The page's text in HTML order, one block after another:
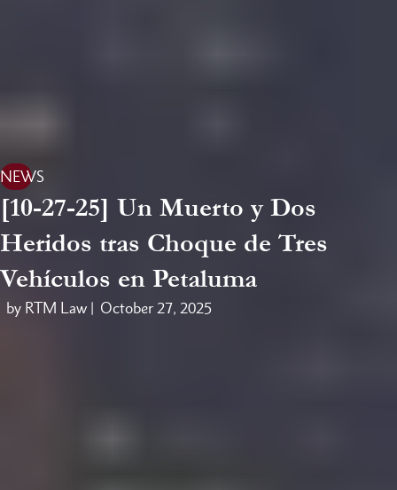
NEWS
[10-27-25] Un Muerto y Dos
Heridos tras Choque de Tres
Vehículos en Petaluma
by RTM Law | October 27, 2025